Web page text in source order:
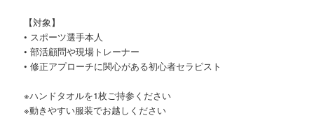
【対象】
• スポーツ選手本人
• 部活顧問や現場トレーナー
• 修正アプローチに関心がある初心者セラピスト
※ハンドタオルを1枚ご持参ください
※動きやすい服装でお越しください